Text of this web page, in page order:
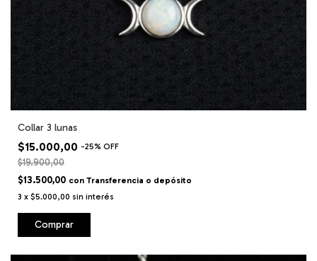
Collar 3 lunas
$15.000,00 -25% OFF
$19.900,00
$13.500,00 con Transferencia o depósito
3 x $5.000,00 sin interés
Comprar